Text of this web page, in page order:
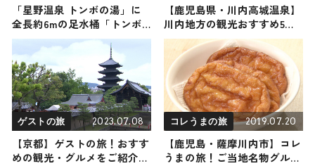
「星野温泉 トンボの湯」に
全長約6mの足水桶「トンボ
の足水浴」と氷水で涼を感じ
る「トンボの足水アイスバ
ス」が登場！
【鹿児島県・川内高城温泉】
川内地方の観光おすすめ5選
｜鶴の渡来地と特産品館、温
泉旅館をご紹介
ゲストの旅 2023.07.08
【京都】ゲストの旅！おすす
めの観光・グルメをご紹介
コレうまの旅 2019.07.20
【鹿児島・薩摩川内市】コレ
うまの旅！ご当地名物グルメ